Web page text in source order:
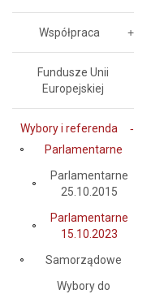
Współpraca
Fundusze Unii
Europejskiej
Wybory i referenda
Parlamentarne
Parlamentarne
25.10.2015
Parlamentarne
15.10.2023
Samorządowe
Wybory do